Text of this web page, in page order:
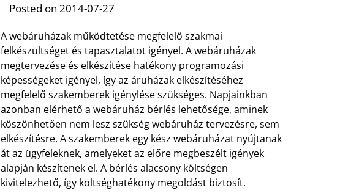
Posted on 2014-07-27
A webáruházak működtetése megfelelő szakmai
felkészültséget és tapasztalatot igényel. A webáruházak
megtervezése és elkészítése hatékony programozási
képességeket igényel, így az áruházak elkészítéséhez
megfelelő szakemberek igénylése szükséges. Napjainkban
azonban elérhető a webáruház bérlés lehetősége, aminek
köszönhetően nem lesz szükség webáruház tervezésre, sem
elkészítésre. A szakemberek egy kész webáruházat nyújtanak
át az ügyfeleknek, amelyeket az előre megbeszélt igények
alapján készítenek el. A bérlés alacsony költségen
kivitelezhető, így költséghatékony megoldást biztosít.